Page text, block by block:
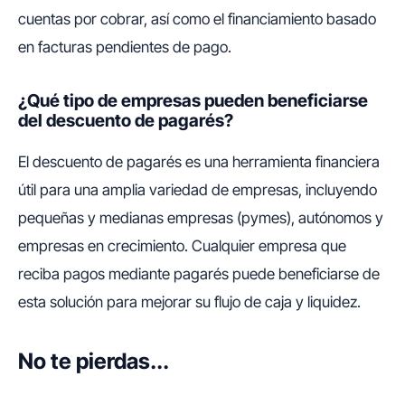
cuentas por cobrar, así como el financiamiento basado
en facturas pendientes de pago.
¿Qué tipo de empresas pueden beneficiarse
del descuento de pagarés?
El descuento de pagarés es una herramienta financiera
útil para una amplia variedad de empresas, incluyendo
pequeñas y medianas empresas (pymes), autónomos y
empresas en crecimiento. Cualquier empresa que
reciba pagos mediante pagarés puede beneficiarse de
esta solución para mejorar su flujo de caja y liquidez.
No te pierdas...